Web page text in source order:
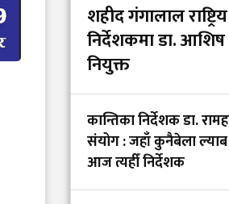
खोप
डलर
शहीद गंगालाल
निर्देशकमा डा. आशिष
नियुक्त
कान्तिका निर्देशक डा.
संयोग : जहाँ कुनैबेला
आज त्यहीँ निर्देशक